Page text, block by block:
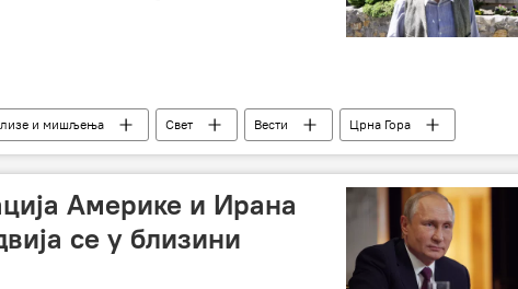
и мишљења Свет Вести
Црна Гора
Мило Ђукановић
Душко Марковић
Америке и Ирана
се у близини